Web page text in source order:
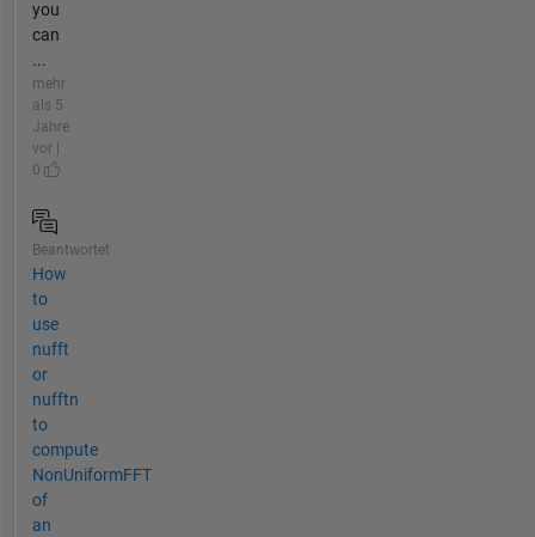
you
can
...
mehr
als 5
Jahre
vor |
0
Beantwortet
How
to
use
nufft
or
nufftn
to
compute
NonUniformFFT
of
an